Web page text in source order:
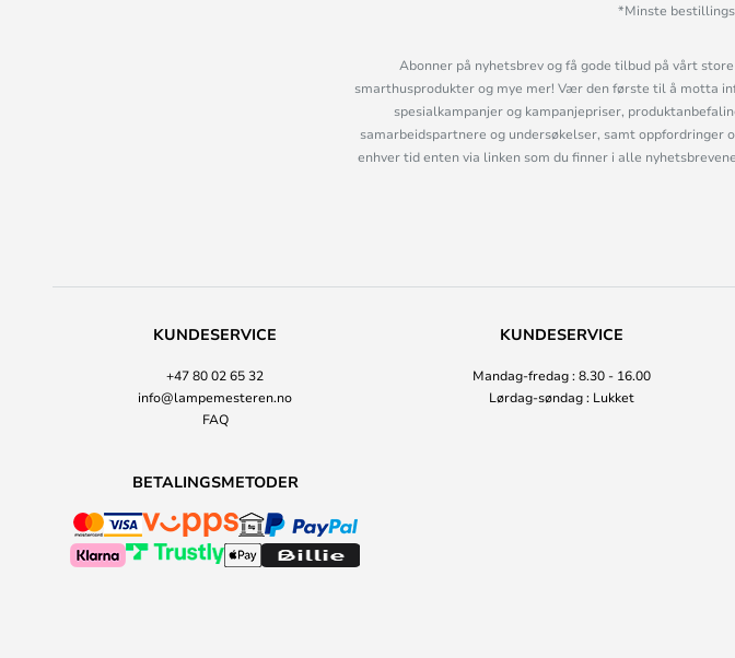
*Minste
Abonner på nyhetsbrev og få gode tilbud på vårt
smarthusprodukter og mye mer! Vær den første til å motta
spesialkampanjer og kampanjepriser,
samarbeidspartnere og undersøkelser, samt oppfordringer
enhver tid enten via linken som du finner i alle
KUNDESERVICE
+47 80 02 65 32
info@lampemesteren.no
FAQ
KUNDESERVICE
Mandag-fredag : 8.30 - 16.00
Lørdag-søndag : Lukket
BETALINGSMETODER